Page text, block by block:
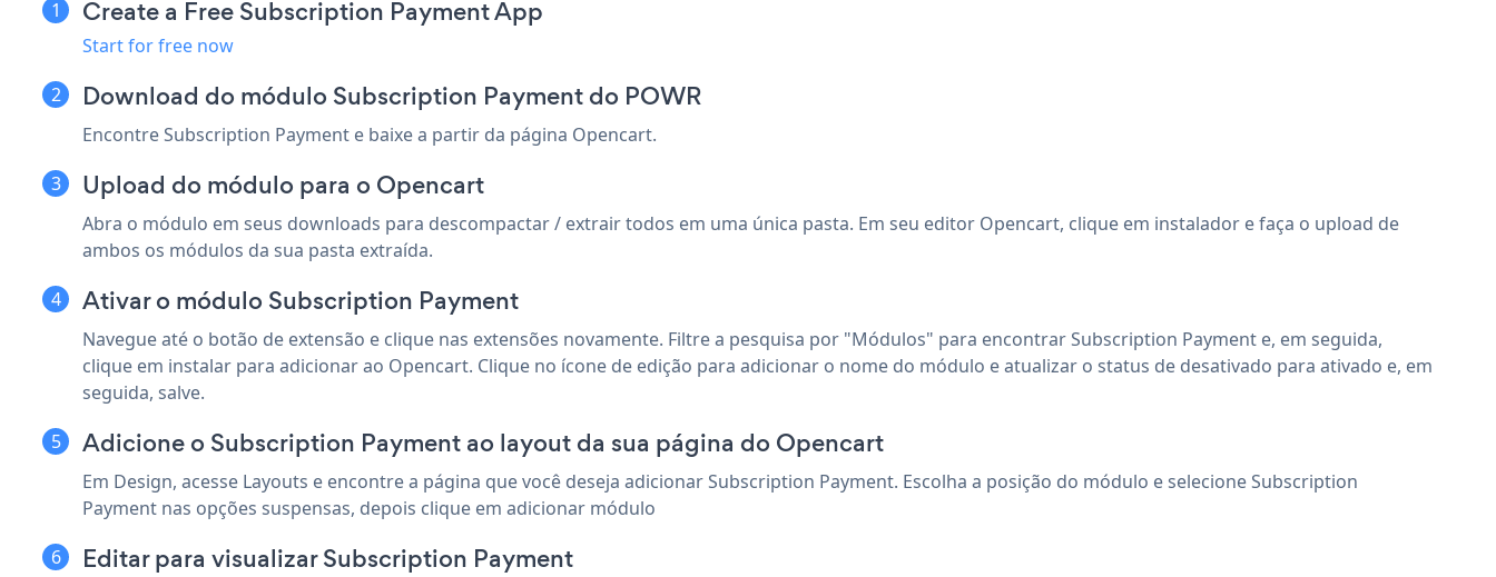
Create a Free Subscription Payment App
Start for free now
Download do módulo Subscription Payment do POWR
Encontre Subscription Payment e baixe a partir da página Opencart.
Upload do módulo para o Opencart
Abra o módulo em seus downloads para descompactar / extrair todos em uma única pasta. Em seu editor Opencart, clique em instalador e faça o upload de
ambos os módulos da sua pasta extraída.
Ativar o módulo Subscription Payment
Navegue até o botão de extensão e clique nas extensões novamente. Filtre a pesquisa por "Módulos" para encontrar Subscription Payment e, em seguida,
clique em instalar para adicionar ao Opencart. Clique no ícone de edição para adicionar o nome do módulo e atualizar o status de desativado para ativado e, em
seguida, salve.
Adicione o Subscription Payment ao layout da sua página do Opencart
Em Design, acesse Layouts e encontre a página que você deseja adicionar Subscription Payment. Escolha a posição do módulo e selecione Subscription
Payment nas opções suspensas, depois clique em adicionar módulo
Editar para visualizar Subscription Payment